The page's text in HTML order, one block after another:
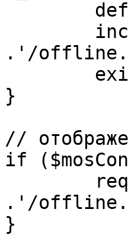
.'/
}
//
if
.'/
}